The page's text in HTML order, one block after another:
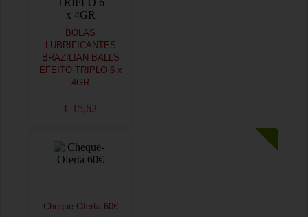
BOLAS
LUBRIFICANTES
BRAZILIAN BALLS
EFEITO TRIPLO 6 x
4GR
€ 15,62
Cheque-Oferta 60€